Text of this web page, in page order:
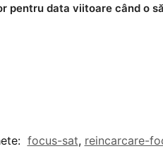
pentru data viitoare când o
focus-sat, reincarcare-